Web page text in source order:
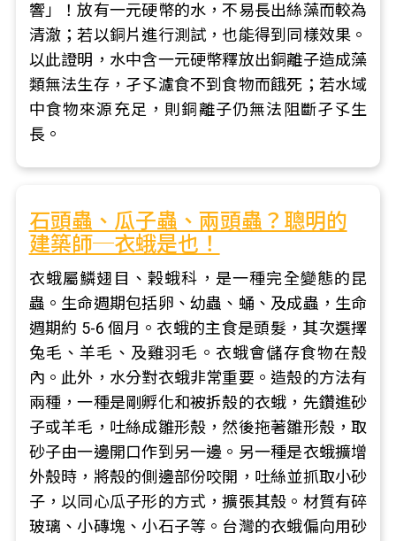
響」！放有一元硬幣的水，不易長出絲藻而較為
清澈；若以銅片進行測試，也能得到同樣效果。
以此證明，水中含一元硬幣釋放出銅離子造成藻
類無法生存，孑孓濾食不到食物而餓死；若水域
中食物來源充足，則銅離子仍無法阻斷孑孓生
長。
石頭蟲、瓜子蟲、兩頭蟲？聰明的
建築師─衣蛾是也！
衣蛾屬鱗翅目、榖蛾科，是一種完全變態的昆
蟲。生命週期包括卵、幼蟲、蛹、及成蟲，生命
週期約 5-6 個月。衣蛾的主食是頭髮，其次選擇
兔毛、羊毛、及雞羽毛。衣蛾會儲存食物在殼
內。此外，水分對衣蛾非常重要。造殼的方法有
兩種，一種是剛孵化和被拆殼的衣蛾，先鑽進砂
子或羊毛，吐絲成雛形殼，然後拖著雛形殼，取
砂子由一邊開口作到另一邊。另一種是衣蛾擴增
外殼時，將殼的側邊部份咬開，吐絲並抓取小砂
子，以同心瓜子形的方式，擴張其殼。材質有碎
玻璃、小磚塊、小石子等。台灣的衣蛾偏向用砂